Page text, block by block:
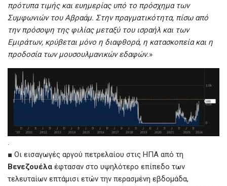
πρότυπα τιμής και ευημερίας υπό το πρόσχημα των
Συμφωνιών του Αβραάμ. Στην πραγματικότητα, πίσω από
την πρόσοψη της φιλίας μεταξύ του ισραήλ και των
Εμιράτων, κρύβεται μόνο η διαφθορά, η κατασκοπεία και η
προδοσία των μουσουλμανικών εδαφών.»
.
■ Οι εισαγωγές αργού πετρελαίου στις ΗΠΑ από τη
Βενεζουέλα έφτασαν στο υψηλότερο επίπεδο των
τελευταίων επτάμισι ετών την περασμένη εβδομάδα,